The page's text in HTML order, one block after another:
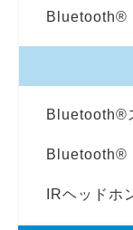
Bluetooth®
Bluetooth®
Bluetooth®
IRヘッドホ